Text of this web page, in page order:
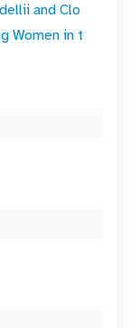
and Clo
Women in t